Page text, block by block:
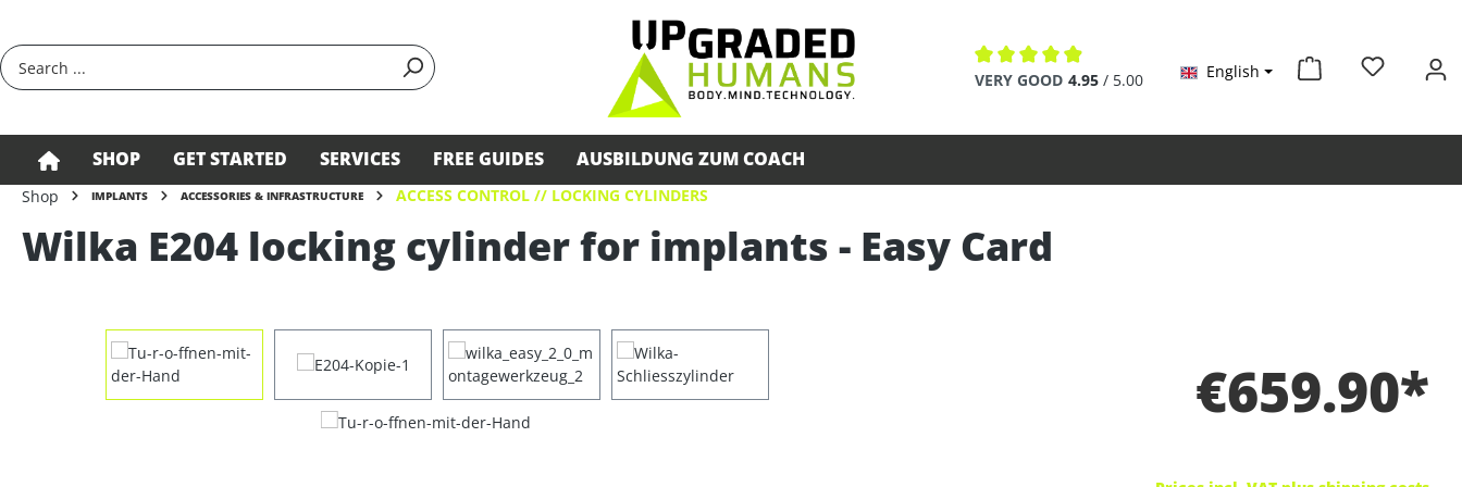
Average rating of 4.9 out of 5 stars
VERY GOOD 4.95 / 5.00 English
SHOP GET STARTED SERVICES FREE GUIDES AUSBILDUNG ZUM COACH
Shop IMPLANTS ACCESSORIES & INFRASTRUCTURE ACCESS CONTROL // LOCKING CYLINDERS
Wilka E204 locking cylinder for implants - Easy Card
Skip image gallery
€659.90*